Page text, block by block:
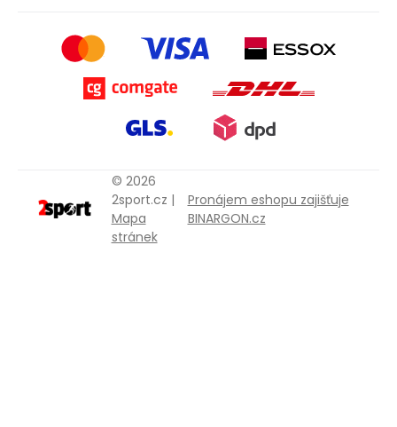
© 2026
2sport.cz |
Mapa
stránek
Pronájem eshopu zajišťuje
BINARGON.cz